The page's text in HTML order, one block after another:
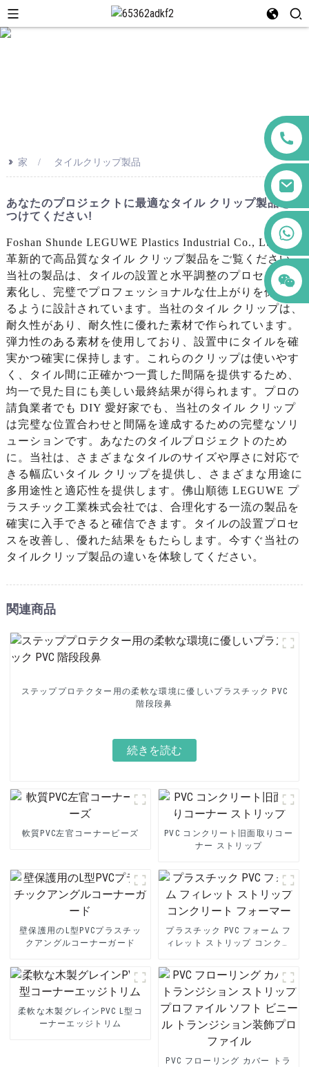
>> 家 タイルクリップ製品
あなたのプロジェクトに最適なタイル クリップ製品を見
つけてください!
Foshan Shunde LEGUWE Plastics Industrial Co., Ltd. の
革新的で高品質なタイル クリップ製品をご覧ください。
当社の製品は、タイルの設置と水平調整のプロセスを簡
素化し、完璧でプロフェッショナルな仕上がりを保証す
るように設計されています。当社のタイル クリップは、
耐久性があり、耐久性に優れた素材で作られています。
弾力性のある素材を使用しており、設置中にタイルを確
実かつ確実に保持します。これらのクリップは使いやす
く、タイル間に正確かつ一貫した間隔を提供するため、
均一で見た目にも美しい最終結果が得られます。プロの
請負業者でも DIY 愛好家でも、当社のタイル クリップ
は完璧な位置合わせと間隔を達成するための完璧なソリ
ューションです。あなたのタイルプロジェクトのため
に。当社は、さまざまなタイルのサイズや厚さに対応で
きる幅広いタイル クリップを提供し、さまざまな用途に
多用途性と適応性を提供します。佛山順徳 LEGUWE プ
ラスチック工業株式会社では、合理化する一流の製品を
確実に入手できると確信できます。タイルの設置プロセ
スを改善し、優れた結果をもたらします。今すぐ当社の
タイルクリップ製品の違いを体験してください。
関連商品
ステッププロテクター用の柔軟な環境に優しいプラスチック PVC
階段段鼻
続きを読む
軟質PVC左官コーナービーズ
PVC コンクリート旧面取りコー
ナー ストリップ
壁保護用のL型PVCプラスチッ
クアングルコーナーガード
プラスチック PVC フォーム フ
ィレット ストリップ コンクリ
柔軟な木製グレインPVC L型コ
ーナーエッジトリム
PVC フローリング カバー トラ